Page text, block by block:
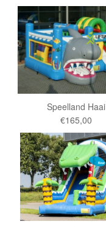
Speelland Haai
€165,00